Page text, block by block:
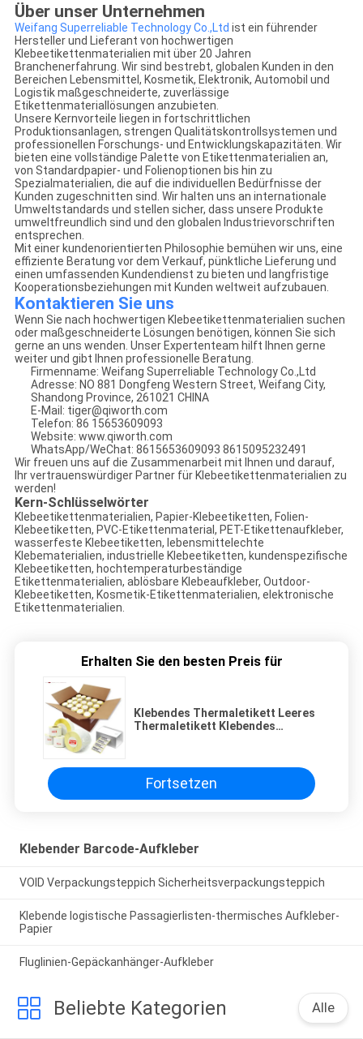
Über unser Unternehmen
Weifang Superreliable Technology Co.,Ltd ist ein führender
Hersteller und Lieferant von hochwertigen
Klebeetikettenmaterialien mit über 20 Jahren
Branchenerfahrung. Wir sind bestrebt, globalen Kunden in den
Bereichen Lebensmittel, Kosmetik, Elektronik, Automobil und
Logistik maßgeschneiderte, zuverlässige
Etikettenmateriallösungen anzubieten.
Unsere Kernvorteile liegen in fortschrittlichen
Produktionsanlagen, strengen Qualitätskontrollsystemen und
professionellen Forschungs- und Entwicklungskapazitäten. Wir
bieten eine vollständige Palette von Etikettenmaterialien an,
von Standardpapier- und Folienoptionen bis hin zu
Spezialmaterialien, die auf die individuellen Bedürfnisse der
Kunden zugeschnitten sind. Wir halten uns an internationale
Umweltstandards und stellen sicher, dass unsere Produkte
umweltfreundlich sind und den globalen Industrievorschriften
entsprechen.
Mit einer kundenorientierten Philosophie bemühen wir uns, eine
effiziente Beratung vor dem Verkauf, pünktliche Lieferung und
einen umfassenden Kundendienst zu bieten und langfristige
Kooperationsbeziehungen mit Kunden weltweit aufzubauen.
Kontaktieren Sie uns
Wenn Sie nach hochwertigen Klebeetikettenmaterialien suchen
oder maßgeschneiderte Lösungen benötigen, können Sie sich
gerne an uns wenden. Unser Expertenteam hilft Ihnen gerne
weiter und gibt Ihnen professionelle Beratung.
Firmenname: Weifang Superreliable Technology Co.,Ltd
Adresse: NO 881 Dongfeng Western Street, Weifang City,
Shandong Province, 261021 CHINA
E-Mail: tiger@qiworth.com
Telefon: 86 15653609093
Website: www.qiworth.com
WhatsApp/WeChat: 8615653609093 8615095232491
Wir freuen uns auf die Zusammenarbeit mit Ihnen und darauf,
Ihr vertrauenswürdiger Partner für Klebeetikettenmaterialien zu
werden!
Kern-Schlüsselwörter
Klebeetikettenmaterialien, Papier-Klebeetiketten, Folien-
Klebeetiketten, PVC-Etikettenmaterial, PET-Etikettenaufkleber,
wasserfeste Klebeetiketten, lebensmittelechte
Klebematerialien, industrielle Klebeetiketten, kundenspezifische
Klebeetiketten, hochtemperaturbeständige
Etikettenmaterialien, ablösbare Klebeaufkleber, Outdoor-
Klebeetiketten, Kosmetik-Etikettenmaterialien, elektronische
Etikettenmaterialien.
Erhalten Sie den besten Preis für
Klebendes Thermaletikett Leeres
Thermaletikett Klebendes
Fortsetzen
Klebender Barcode-Aufkleber
VOID Verpackungsteppich Sicherheitsverpackungsteppich
Klebende logistische Passagierlisten-thermisches Aufkleber-
Papier
Fluglinien-Gepäckanhänger-Aufkleber
Beliebte Kategorien Alle